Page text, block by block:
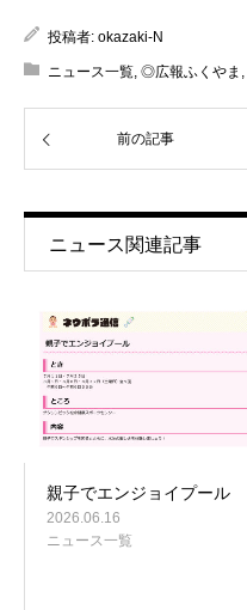
投稿者: okazaki-N
ニュース一覧 ◎広報ふくやま
前の記事
ニュース関連記事
親子でエンジョイプール
2026.06.16
ニュース一覧